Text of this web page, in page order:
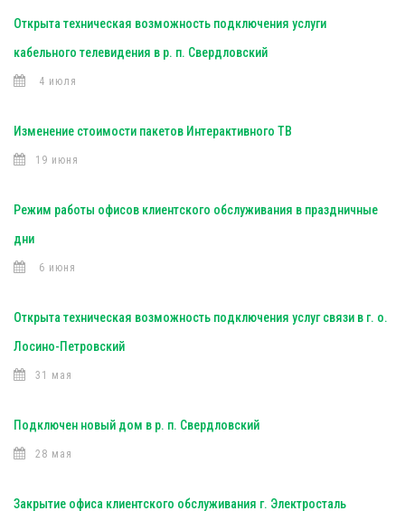
Открыта техническая возможность подключения услуги
кабельного телевидения в р. п. Свердловский
4 июля
Изменение стоимости пакетов Интерактивного ТВ
19 июня
Режим работы офисов клиентского обслуживания в праздничные
дни
6 июня
Открыта техническая возможность подключения услуг связи в г. о.
Лосино-Петровский
31 мая
Подключен новый дом в р. п. Свердловский
28 мая
Закрытие офиса клиентского обслуживания г. Электросталь